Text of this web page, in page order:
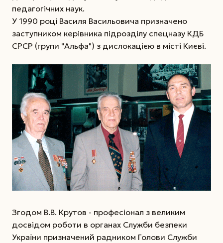
педагогічних наук.
У 1990 році Василя Васильовича призначено
заступником керівника підрозділу спецназу КДБ
СРСР (групи "Альфа") з дислокацією в місті Києві.
Згодом В.В. Крутов - професіонал з великим
досвідом роботи в органах Служби безпеки
України призначений радником Голови Служби